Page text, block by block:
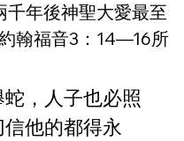
年後神聖大愛最至
翰福音3：14—16所
蛇，人子也必照
他的都得永